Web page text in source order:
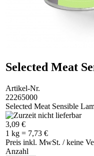
Selected Meat
Artikel-Nr.
22265000
Selected Meat Sensible
3,09 €
1 kg = 7,73 €
Preis inkl. MwSt. / keine
Anzahl